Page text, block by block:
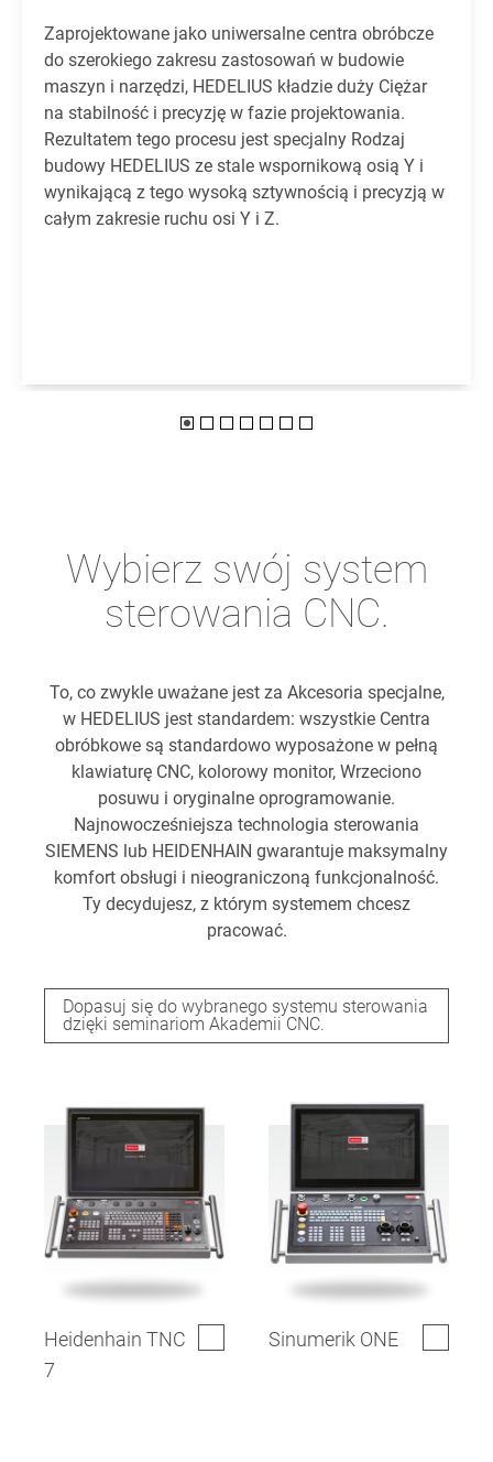
Zaprojektowane jako uniwersalne centra obróbcze
do szerokiego zakresu zastosowań w budowie
maszyn i narzędzi, HEDELIUS kładzie duży Ciężar
na stabilność i precyzję w fazie projektowania.
Rezultatem tego procesu jest specjalny Rodzaj
budowy HEDELIUS ze stale wspornikową osią Y i
wynikającą z tego wysoką sztywnością i precyzją w
całym zakresie ruchu osi Y i Z.
Wybierz swój system
sterowania CNC.
To, co zwykle uważane jest za Akcesoria specjalne,
w HEDELIUS jest standardem: wszystkie Centra
obróbkowe są standardowo wyposażone w pełną
klawiaturę CNC, kolorowy monitor, Wrzeciono
posuwu i oryginalne oprogramowanie.
Najnowocześniejsza technologia sterowania
SIEMENS lub HEIDENHAIN gwarantuje maksymalny
komfort obsługi i nieograniczoną funkcjonalność.
Ty decydujesz, z którym systemem chcesz
pracować.
Dopasuj się do wybranego systemu sterowania
dzięki seminariom Akademii CNC.
Heidenhain TNC
7
Sinumerik ONE